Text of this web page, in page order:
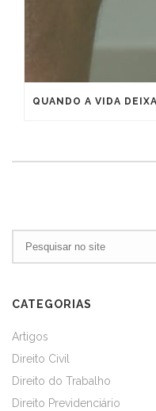
CATEGORIAS
Artigos
Direito Civil
Direito do Trabalho
Direito Previdenciário